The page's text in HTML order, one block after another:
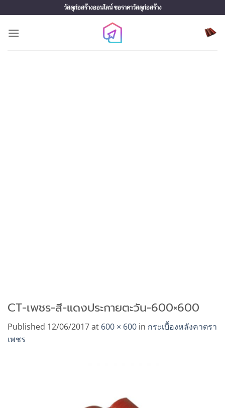
to
content
วัสดุก่อสร้างออนไลน์ ขอราคาวัสดุก่อสร้าง
CT-เพชร-สี-แดงประกายตะวัน-600×600
Published 12/06/2017at 600 × 600 in กระเบื้องหลังคาตรา
เพชร